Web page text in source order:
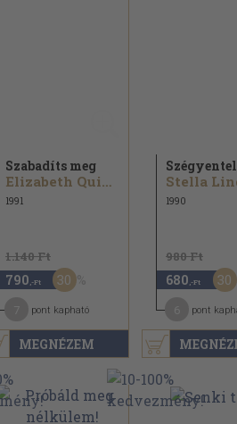
MEGNÉZEM
Szabadíts meg
Elizabeth Quinn
1991
1.140 Ft
790 ,-Ft 30
pont kapható
Stella
1990
980 Ft
680 ,-Ft 30
pont